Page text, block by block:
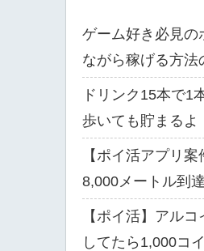
ゲーム好き必見の
ながら稼げる方法
ドリンク15本で1
歩いても貯まるよ
【ポイ活アプリ
8,000メートル到
【ポイ活】アル
してたら1,000コ